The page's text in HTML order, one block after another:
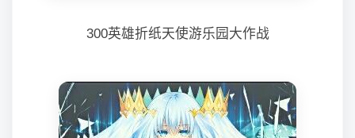
300英雄折纸天使游乐园大作战